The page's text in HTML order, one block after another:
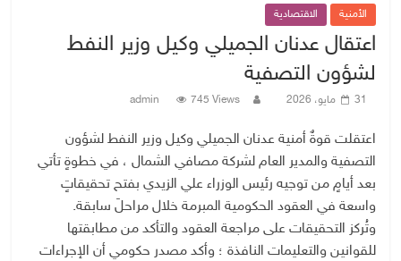
الأمنية الاقتصادية
اعتقال عدنان الجميلي وكيل وزير النفط
لشؤون التصفية
31 مايو، 2026 admin 745 Views
اعتقلت قوةٌ أمنية عدنان الجميلي وكيل وزير النفط لشؤون
التصفية والمدير العام لشركة مصافي الشمال ، في خطوةٍ تأتي
بعد أيامٍ من توجيه رئيس الوزراء علي الزيدي بفتح تحقيقاتٍ
واسعة في العقود الحكومية المبرمة خلال مراحلَ سابقة.
وتُركز التحقيقات على مراجعة العقود والتأكد من مطابقتها
للقوانين والتعليمات النافذة ؛ وأكد مصدر حكومي أن الإجراءات